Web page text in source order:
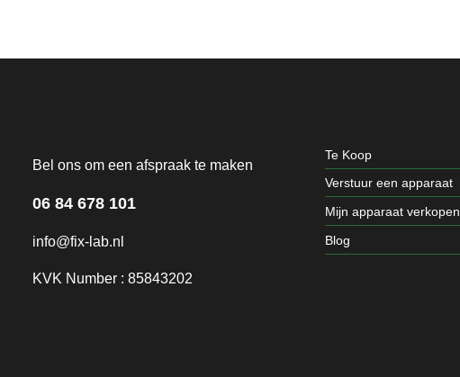
Bel ons om een afspraak te maken
06 84 678 101
info@fix-lab.nl
KVK Number : 85843202
Te Koop
Verstuur een apparaat
Mijn apparaat verkopen
Blog